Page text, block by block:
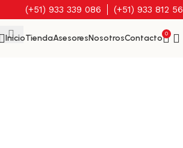
(+51) 933 339 086 (+51) 933 812
InicioTiendaAsesoresNosotrosContacto 0